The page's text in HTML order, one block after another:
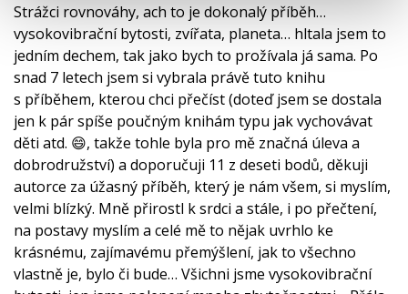
Strážci rovnováhy, ach to je dokonalý příběh…
vysokovibrační bytosti, zvířata, planeta… hltala jsem to
jedním dechem, tak jako bych to prožívala já sama. Po
snad 7 letech jsem si vybrala právě tuto knihu
s příběhem, kterou chci přečíst (doteď jsem se dostala
jen k pár spíše poučným knihám typu jak vychovávat
děti atd. 😄, takže tohle byla pro mě značná úleva a
dobrodružství) a doporučuji 11 z deseti bodů, děkuji
autorce za úžasný příběh, který je nám všem, si myslím,
velmi blízký. Mně přirostl k srdci a stále, i po přečtení,
na postavy myslím a celé mě to nějak uvrhlo ke
krásnému, zajímavému přemýšlení, jak to všechno
vlastně je, bylo či bude… Všichni jsme vysokovibrační